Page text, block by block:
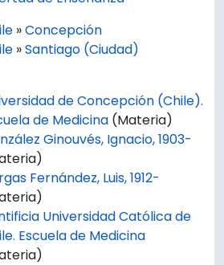
»Concepción
»Santiago (Ciudad)
de Concepción (Chile).
de Medicina (Materia)
Ginouvés, Ignacio, 1903-
Fernández, Luis, 1912-
Universidad Católica de
Escuela de Medicina